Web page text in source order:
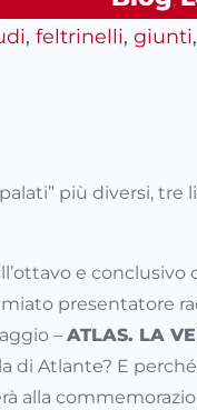
, feltrinelli, giunti,
più diversi,
e
presentatore
– ATLAS. LA
di Atlante? E
alla